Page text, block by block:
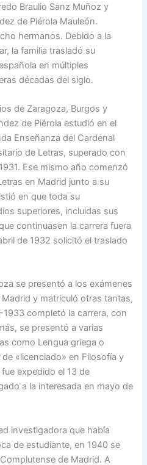
Braulio Sanz Muñoz y
de Piérola Mauleón.
hermanos. Debido a la
la familia trasladó su
en múltiples
décadas del siglo.
de Zaragoza, Burgos y
de Piérola estudió en el
Enseñanza del Cardenal
de Letras, superado con
Ese mismo año comenzó
en Madrid junto a su
en que toda su
superiores, incluidas sus
continuasen la carrera fuera
de 1932 solicitó el traslado
se presentó a los exámenes
y matriculó otras tantas,
completó la carrera, con
se presentó a varias
como Lengua griega o
«licenciado» en Filosofía y
expedido el 13 de
a la interesada en mayo de
investigadora que había
de estudiante, en 1940 se
de Madrid. A